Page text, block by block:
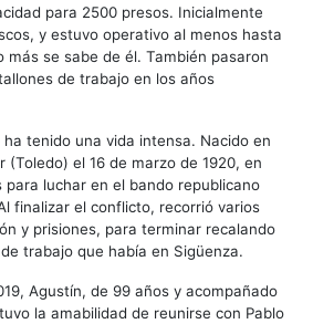
para 2500 presos. Inicialmente
y estuvo operativo al menos hasta
más se sabe de él. También pasaron
de trabajo en los años
tenido una vida intensa. Nacido en
(Toledo) el 16 de marzo de 1920, en
para luchar en el bando republicano
finalizar el conflicto, recorrió varios
y prisiones, para terminar recalando
trabajo que había en Sigüenza.
Agustín, de 99 años y acompañado
la amabilidad de reunirse con Pablo